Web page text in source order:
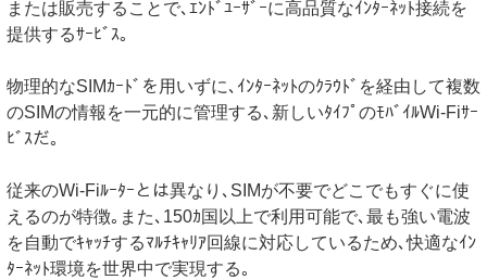
または販売することで､ｴﾝﾄﾞﾕｰｻﾞｰに高品質なｲﾝﾀｰﾈｯﾄ接続を
提供するｻｰﾋﾞｽ｡
物理的なSIMｶｰﾄﾞを用いずに､ｲﾝﾀｰﾈｯﾄのｸﾗｳﾄﾞを経由して複数
のSIMの情報を一元的に管理する､新しいﾀｲﾌﾟのﾓﾊﾞｲﾙWi-Fiｻｰ
ﾋﾞｽだ｡
従来のWi-Fiﾙｰﾀｰとは異なり､SIMが不要でどこでもすぐに使
えるのが特徴｡また､150ｶ国以上で利用可能で､最も強い電波
を自動でｷｬｯﾁするﾏﾙﾁｷｬﾘｱ回線に対応しているため､快適なｲﾝ
ﾀｰﾈｯﾄ環境を世界中で実現する｡